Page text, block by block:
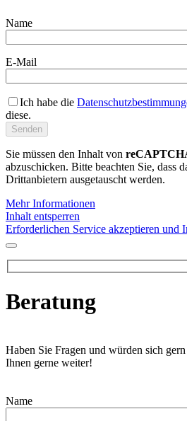
Name
E-Mail
Ich habe die
diese.
Sie müssen den Inhalt von
abzuschicken. Bitte beachten Sie, dass
Drittanbietern ausgetauscht werden.
Mehr Informationen
Inhalt entsperren
Erforderlichen Service akzeptieren und
Beratung
Haben Sie Fragen und würden sich
Ihnen gerne weiter!
Name